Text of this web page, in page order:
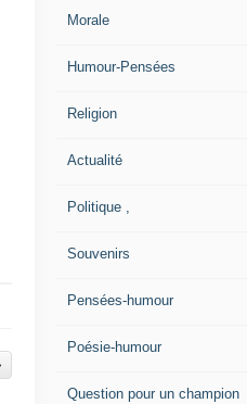
Morale
Humour-Pensées
Religion
Actualité
Politique ,
Souvenirs
Pensées-humour
Poésie-humour
Question pour un champion